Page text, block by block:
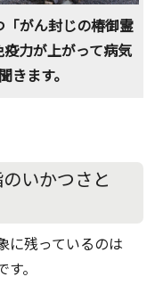
がん封じの椿御霊
力が上がって病気
きます。
いかつさと
に残っているのは
。